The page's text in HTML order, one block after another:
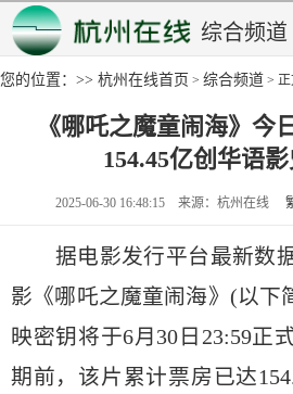
综合频道
您的位置：>> 杭州在线首页 > 综合频道 > 正
《哪吒之魔童闹海》今
154.45亿创华语
2025-06-30 16:48:15 来源：杭州在线
据电影发行平台最新数据
影《哪吒之魔童闹海》(以下
映密钥将于6月30日23:59正
期前，该片累计票房已达